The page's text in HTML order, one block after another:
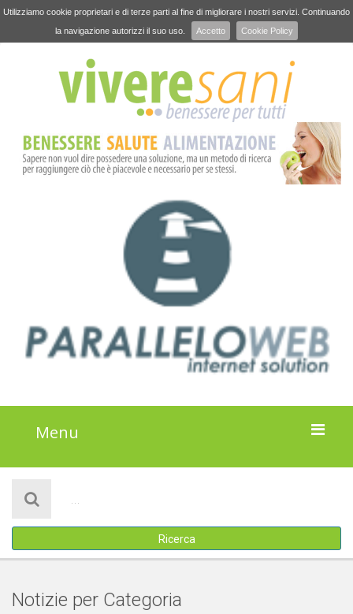
Utilizziamo cookie proprietari e di terze parti al fine di migliorare i nostri servizi. Continuando
la navigazione autorizzi il suo uso.
Accetto Cookie Policy
Menu
ATTIVITÀ
IL PROGETTO
Ricerca
Notizie per Categoria